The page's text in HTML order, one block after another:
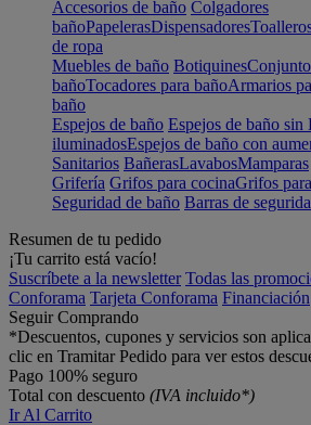
Accesorios de baño Colgadores
bañoPapelerasDispensadores
de ropa
Muebles de baño Botiquines
bañoTocadores para bañoArmarios
baño
Espejos de baño Espejos de baño sin
iluminadosEspejos de baño con
Sanitarios BañerasLavabosMamparas
Grifería Grifos para cocinaGrifos
Seguridad de baño Barras de
Resumen de tu pedido
¡Tu carrito está vacío!
Suscríbete a la newsletter Todas las
Conforama Tarjeta Conforama Financiación
Seguir Comprando
*Descuentos, cupones y servicios son
clic en Tramitar Pedido para ver estos
Pago 100% seguro
Total con descuento (IVA incluido*)
Ir Al Carrito